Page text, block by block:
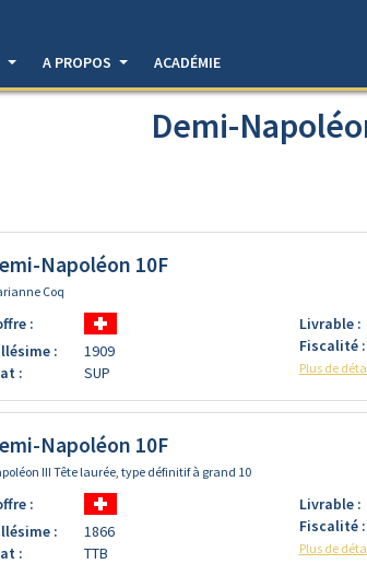
A PROPOS ACADÉMIE
Demi-
Napoléon 10F
Coq
:
:
1909
:
SUP
Livrable :
Fiscalité :
Plus de
Napoléon 10F
III Tête laurée, type définitif à grand 10
:
:
1866
:
TTB
Livrable :
Fiscalité :
Plus de